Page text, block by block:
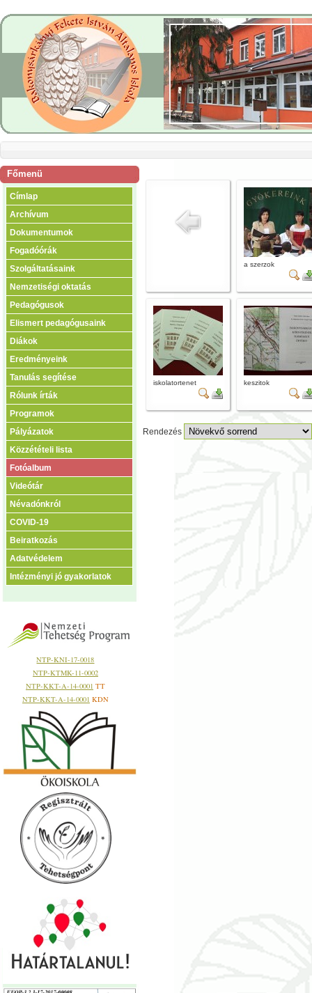
Főmenü
Címlap
Archívum
Dokumentumok
Fogadóórák
Szolgáltatásaink
Nemzetiségi oktatás
Pedagógusok
Elismert pedagógusaink
Diákok
Eredményeink
Tanulás segítése
Rólunk írták
Programok
Pályázatok
Közzétételi lista
Fotóalbum
Videótár
Névadónkról
COVID-19
Beiratkozás
Adatvédelem
Intézményi jó gyakorlatok
NTP-KNI-17-0018
NTP-KTMK-11-0002
NTP-KKT-A-14-0001 TT
NTP-KKT-A-14-0001 KDN
a szerzok
iskolatortenet keszitok
Rendezés